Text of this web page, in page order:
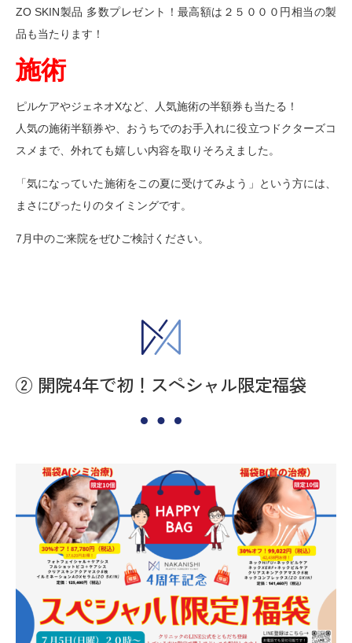
ZO SKIN製品 多数プレゼント！最高額は２５０００円相当の製
品も当たります！
施術
ピルケアやジェネオXなど、人気施術の半額券も当たる！
人気の施術半額券や、おうちでのお手入れに役立つドクターズコ
スメまで、外れても嬉しい内容を取りそろえました。
「気になっていた施術をこの夏に受けてみよう」という方には、
まさにぴったりのタイミングです。
7月中のご来院をぜひご検討ください。
② 開院4年で初！スペシャル限定福袋